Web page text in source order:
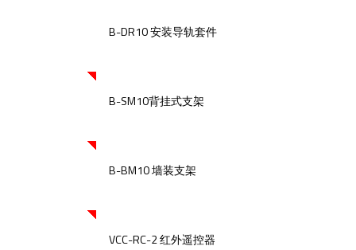
B-DR10 安装导轨套件
B-SM10背挂式支架
B-BM10 墙装支架
VCC-RC-2 红外遥控器